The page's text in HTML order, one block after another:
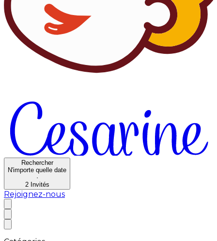
Rechercher
N'importe quelle date
·
2 Invités
Rejoignez-nous